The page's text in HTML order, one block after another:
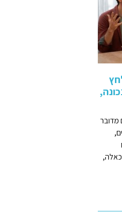
מדובר